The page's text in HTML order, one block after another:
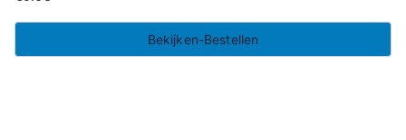
Bekijken-Bestellen